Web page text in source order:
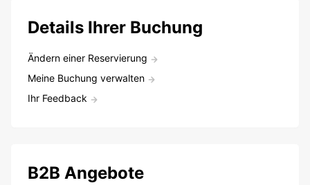
Details Ihrer Buchung
Ändern einer Reservierung
Meine Buchung verwalten
Ihr Feedback
B2B Angebote